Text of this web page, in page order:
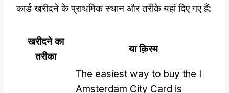
कार्ड खरीदने के प्राथमिक स्थान और तरीके यहां दिए गए हैं:
खरीदने का
तरीका
या क़िस्‍म
The easiest way to buy the I
Amsterdam City Card is